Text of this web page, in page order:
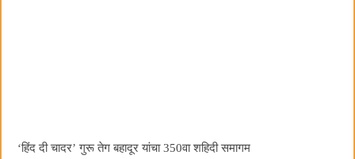
‘हिंद दी चादर’ गुरू तेग बहादूर यांचा 350वा शहिदी समागम